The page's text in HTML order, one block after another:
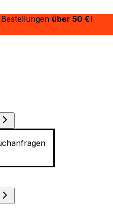
über 50 €!